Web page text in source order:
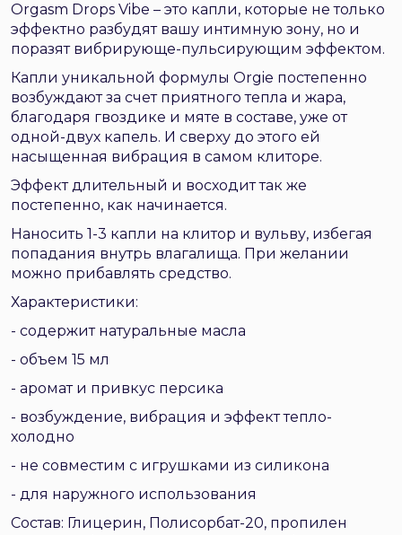
Orgasm Drops Vibe – это капли, которые не только
эффектно разбудят вашу интимную зону, но и
поразят вибрирующе-пульсирующим эффектом.
Капли уникальной формулы Orgie постепенно
возбуждают за счет приятного тепла и жара,
благодаря гвоздике и мяте в составе, уже от
одной-двух капель. И сверху до этого ей
насыщенная вибрация в самом клиторе.
Эффект длительный и восходит так же
постепенно, как начинается.
Наносить 1-3 капли на клитор и вульву, избегая
попадания внутрь влагалища. При желании
можно прибавлять средство.
Характеристики:
- содержит натуральные масла
- объем 15 мл
- аромат и привкус персика
- возбуждение, вибрация и эффект тепло-
холодно
- не совместим с игрушками из силикона
- для наружного использования
Состав: Глицерин, Полисорбат-20, пропилен